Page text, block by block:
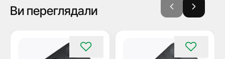
Ви переглядали